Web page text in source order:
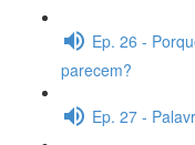
Ep. 26 -
parecem?
Ep. 27 -